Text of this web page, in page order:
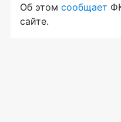
Об этом сообщает
сайте.